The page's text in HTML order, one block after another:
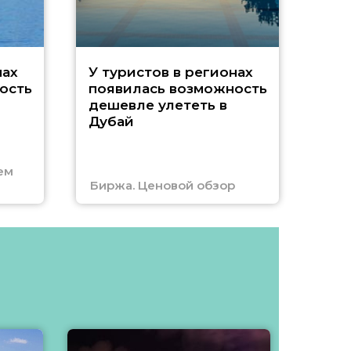
У туристов в регионах
появилась возможность
дешевле улететь в
Дубай
Биржа. Ценовой обзор